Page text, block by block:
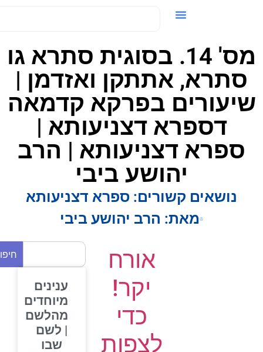
מס' 14. בסוגית סתרא גו
סתרא, אתתקן ואזדמן |
בפרקא קדמאה
דספרא דצניעותא |
ספרא דצניעותא | הרב
יהושע ביבי
נושאים קשורים: ספרא דצניעותא
מאת:הרב יהושע ביבי
אורח
יקר!
כדי
לצפות
חיפוש
ענינים
מיוחדים
מהלשם
| לשם
שבו